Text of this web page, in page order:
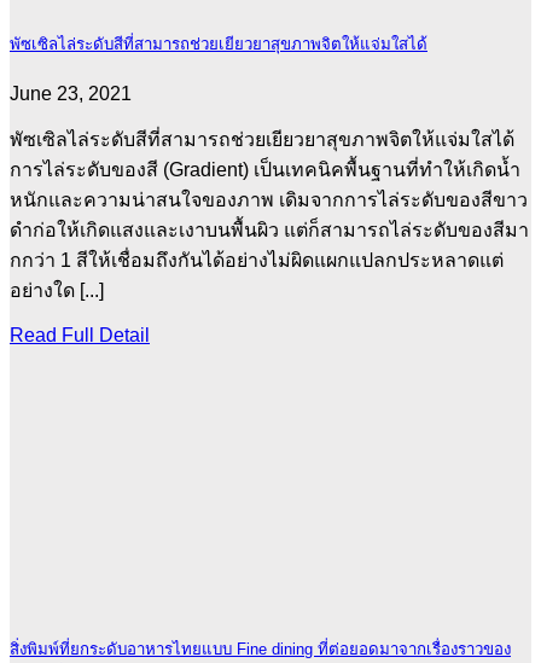
พัซเซิลไล่ระดับสีที่สามารถช่วยเยียวยาสุขภาพจิตให้แจ่มใสได้
June 23, 2021
พัซเซิลไล่ระดับสีที่สามารถช่วยเยียวยาสุขภาพจิตให้แจ่มใสได้
การไล่ระดับของสี (Gradient) เป็นเทคนิคพื้นฐานที่ทำให้เกิดน้ำ
หนักและความน่าสนใจของภาพ เดิมจากการไล่ระดับของสีขาว
ดำก่อให้เกิดแสงและเงาบนพื้นผิว แต่ก็สามารถไล่ระดับของสีมา
กกว่า 1 สีให้เชื่อมถึงกันได้อย่างไม่ผิดแผกแปลกประหลาดแต่
อย่างใด [...]
Read Full Detail
สิ่งพิมพ์ที่ยกระดับอาหารไทยแบบ Fine dining ที่ต่อยอดมาจากเรื่องราวของ